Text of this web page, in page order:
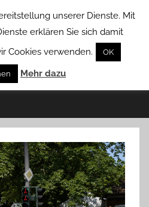
unserer Dienste. Mit
erklären Sie sich damit
Cookies verwenden.
OK
Mehr dazu